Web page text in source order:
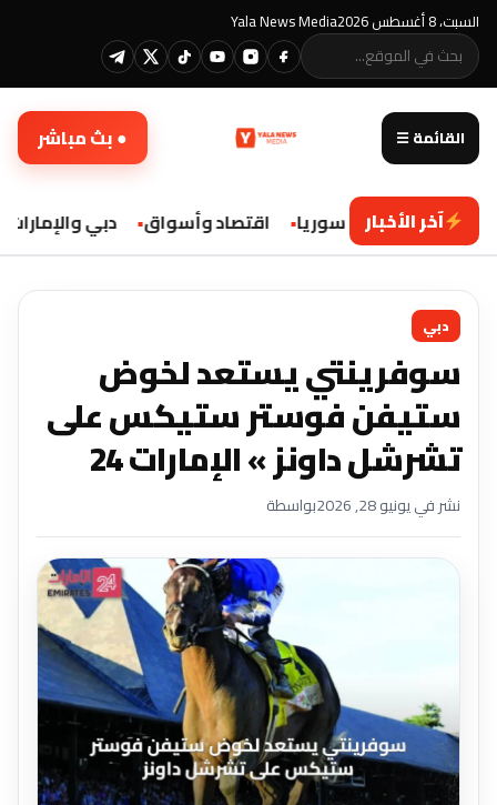
السبت، 8 أغسطس 2026 Yala News Media
القائمة ☰ ● بث مباشر
آخر الأخبار
محليات سوريا اقتصاد وأسواق دبي والإمارات
دبي
سوفرينتي يستعد لخوض
ستيفن فوستر ستيكس على
تشرشل داونز » الإمارات 24
نشر في يونيو 28, 2026 بواسطة